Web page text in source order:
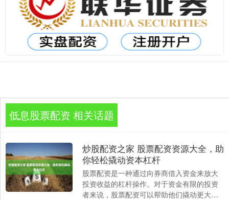
低息股票配资 相关话题
炒股配资之家 股票配资资源大全，助
你轻松撬动资本杠杆
股票配资是一种通过向券商借入资金来放大
投资收益的杠杆操作。对于资金有限的投资
者来说，股票配资可以帮助他们撬动更大的